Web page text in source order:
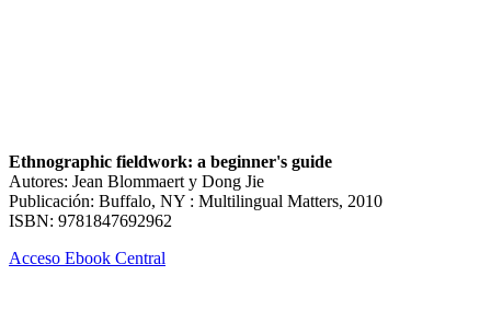
Ethnographic fieldwork: a beginner's guide
Autores: Jean Blommaert y Dong Jie
Publicación: Buffalo, NY : Multilingual Matters, 2010
ISBN: 9781847692962
Acceso Ebook Central